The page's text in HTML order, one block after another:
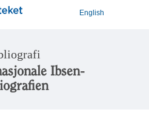
English
Ibsen-